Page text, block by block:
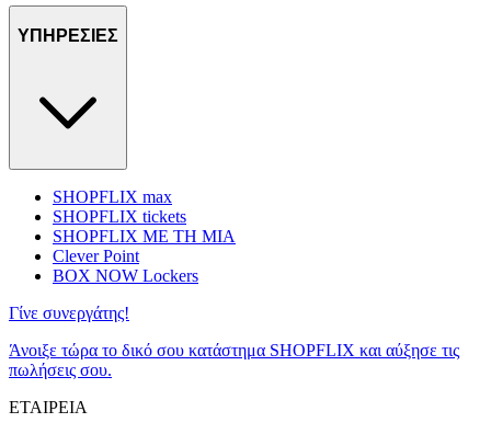
ΥΠΗΡΕΣΙΕΣ
SHOPFLIX max
SHOPFLIX tickets
SHOPFLIX ΜΕ ΤΗ ΜΙΑ
Clever Point
BOX NOW Lockers
Γίνε συνεργάτης!
Άνοιξε τώρα το δικό σου κατάστημα SHOPFLIX και αύξησε τις
πωλήσεις σου.
ΕΤΑΙΡΕΙΑ